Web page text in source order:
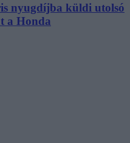
nyugdíjba küldi utolsó
a Honda